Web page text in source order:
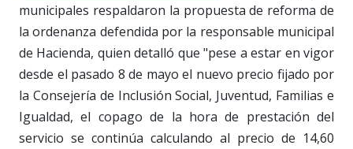
municipales respaldaron la propuesta de reforma de
la ordenanza defendida por la responsable municipal
de Hacienda, quien detalló que "pese a estar en vigor
desde el pasado 8 de mayo el nuevo precio fijado por
la Consejería de Inclusión Social, Juventud, Familias e
Igualdad, el copago de la hora de prestación del
servicio se continúa calculando al precio de 14,60